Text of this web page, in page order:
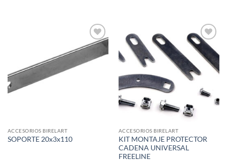
Add to
ACCESORIOS BIRELART
SOPORTE 20x3x110
Add to
wishlist
ACCESORIOS BIRELART
KIT MONTAJE PROTECTOR
CADENA UNIVERSAL
FREELINE